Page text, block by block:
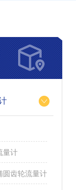
量计
圆齿轮流量计